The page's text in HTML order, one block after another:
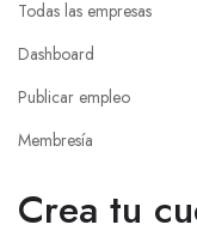
Todas las empresas
Dashboard
Publicar empleo
Membresía
Crea tu